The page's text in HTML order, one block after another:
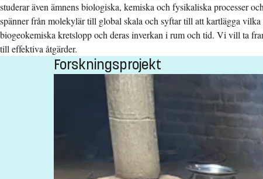
studerar även ämnens biologiska, kemiska och fysikaliska processer
spänner från molekylär till global skala och syftar till att kartlägga vilka
biogeokemiska kretslopp och deras inverkan i rum och tid. Vi vill ta
till effektiva åtgärder.
Forskningsprojekt